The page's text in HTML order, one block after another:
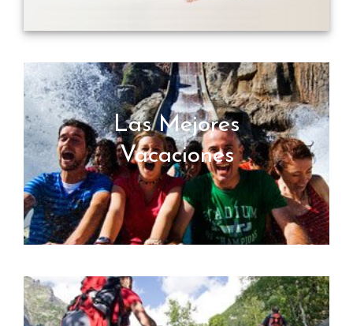
Las Mejores
Vacaciones